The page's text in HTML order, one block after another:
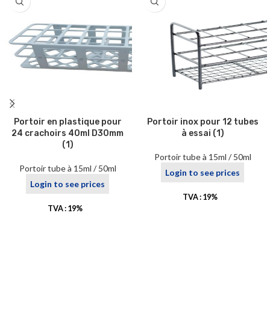
Portoir en plastique pour
24 crachoirs 40ml D30mm
(1)
Portoir tube à 15ml / 50ml
Login to see prices
TVA : 19%
Portoir inox pour 12 tubes
à essai (1)
Portoir tube à 15ml / 50ml
Login to see prices
TVA : 19%